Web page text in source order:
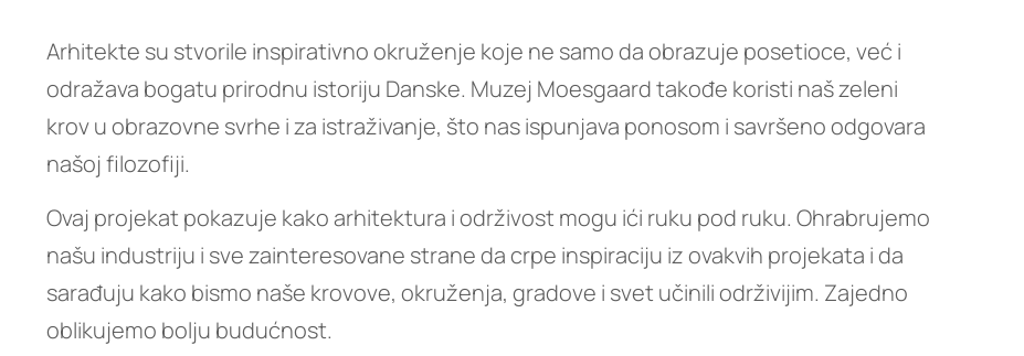
Arhitekte su stvorile inspirativno okruženje koje ne samo da obrazuje posetioce, već i
odražava bogatu prirodnu istoriju Danske. Muzej Moesgaard takođe koristi naš zeleni
krov u obrazovne svrhe i za istraživanje, što nas ispunjava ponosom i savršeno odgovara
našoj filozofiji.
Ovaj projekat pokazuje kako arhitektura i održivost mogu ići ruku pod ruku. Ohrabrujemo
našu industriju i sve zainteresovane strane da crpe inspiraciju iz ovakvih projekata i da
sarađuju kako bismo naše krovove, okruženja, gradove i svet učinili održivijim. Zajedno
oblikujemo bolju budućnost.